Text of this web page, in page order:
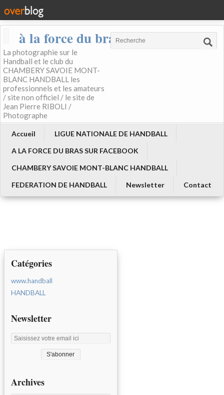
à la force du bras
La photographie sur le
Handball et le club du
CHAMBERY SAVOIE MONT-
BLANC HANDBALL les
professionnels et les amateurs
/ site non officiel / le site de
Jean Pierre RIBOLI /
Photographe
Accueil
LIGUE NATIONALE DE HANDBALL
A LA FORCE DU BRAS SUR FACEBOOK
CHAMBERY SAVOIE MONT-BLANC HANDBALL
FEDERATION DE HANDBALL
Newsletter Contact
Catégories
www.handball
HANDBALL
Newsletter
Archives